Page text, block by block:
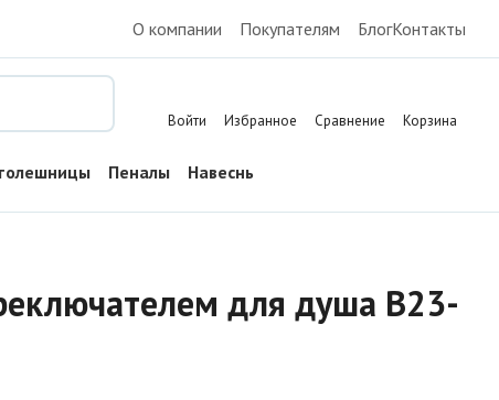
О компании Покупателям БлогКонтакты
Войти
Избранное Сравнение Корзина
Пеналы Навесные шкафы
для душа B23-